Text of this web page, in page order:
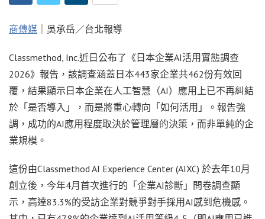
商傳媒 ｜吳承岳／台北報導
Classmethod, Inc.近日公布了《日本企業AI活用實態調查
2026》報告，該調查涵蓋日本443家企業共462份有效回
覆，結果顯示日本企業在人工智慧（AI）應用上已不再糾結
於「是否導入」，而是將重心轉向「如何活用」。報告強
調，成功的AI應用程度取決於管理層的決策，而非單純的企
業規模。
這份由Classmethod AI Experience Center (AIXC) 於去年10月
創立後，今年4月首次進行的「企業AI診斷」問卷調查顯
示，高達83.3%的受訪企業對競爭對手採用AI感到危機感。